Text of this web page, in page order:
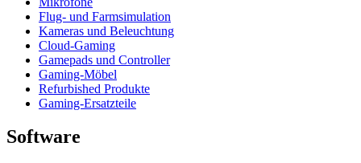
Flug- und Farmsimulation
Kameras und Beleuchtung
Cloud-Gaming
Gamepads und Controller
Gaming-Möbel
Refurbished Produkte
Gaming-Ersatzteile
Software